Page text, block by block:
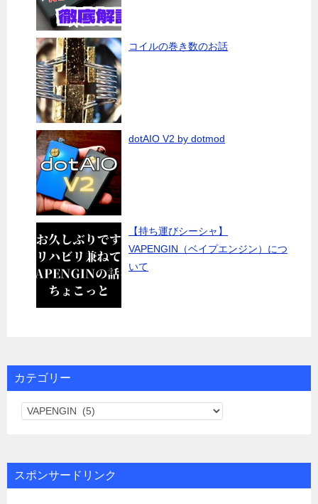
コイルの巻き数のお話
dotAIO V2 by dotmod
【持ち運びシーシャ】
VAPENGIN（ベイプエンジン）につ
いて
カテゴリー
カ
リ
ー
スポンサードリンク